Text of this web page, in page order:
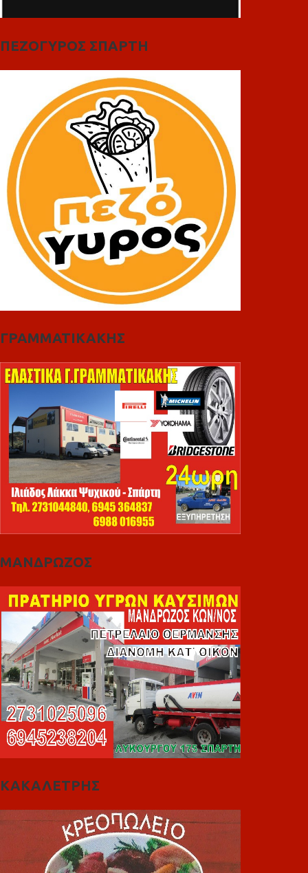
ΠΕΖΟΓΥΡΟΣ ΣΠΑΡΤΗ
ΓΡΑΜΜΑΤΙΚΑΚΗΣ
ΜΑΝΔΡΩΖΟΣ
ΚΑΚΑΛΕΤΡΗΣ